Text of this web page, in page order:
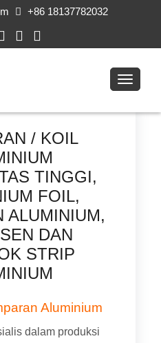
+86 18137782032
/ KOIL
TINGGI,
FOIL,
ALUMINIUM,
DAN
STRIP
Aluminium
dalam produksi